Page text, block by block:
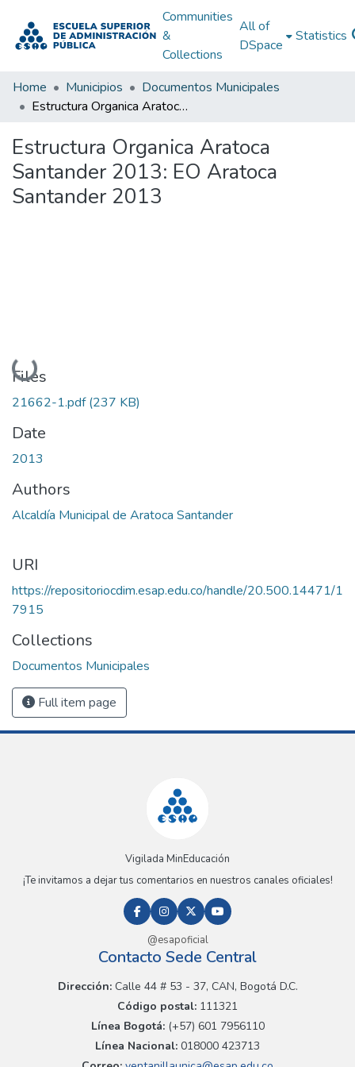
Communities
&
Collections
All of
DSpace
Statistics
Home Municipios
Documentos Municipales
Estructura Organica Aratoca Santander 2013: EO Aratoca Santander 2013
Estructura Organica Aratoca
Santander 2013: EO Aratoca
Santander 2013
Loading...
Files
21662-1.pdf(237 KB)
Date
2013
Authors
Alcaldía Municipal de Aratoca Santander
URI
https://repositoriocdim.esap.edu.co/handle/20.500.14471/1
7915
Collections
Documentos Municipales
Full item page
Vigilada MinEducación
¡Te invitamos a dejar tus comentarios en nuestros canales oficiales!
@esapoficial
Contacto Sede Central
Dirección:Calle 44 # 53 - 37, CAN, Bogotá D.C.
Código postal: 111321
Línea Bogotá:(+57) 601 7956110
Línea Nacional: 018000 423713